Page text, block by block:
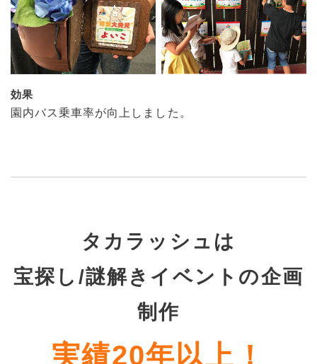
効果
園内バス乗車率が向上しました。
タカラッシュは
宝探し/謎解きイベントの企画
制作
実績20年以上！